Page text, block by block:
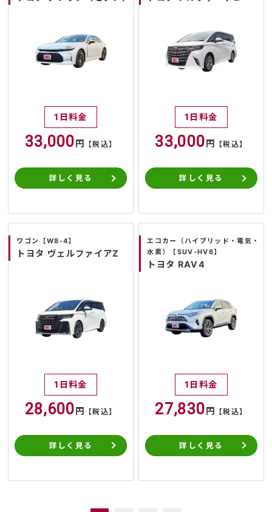
1日料金
33,000 円 【税込】
詳しく見る
1日料金
33,000 円 【税込】
詳しく見る
ワゴン【W8-4】
トヨタ ヴェルファイアZ
1日料金
28,600 円 【税込】
詳しく見る
エコカー（ハイブリッド・電気・
水素）【SUV-HV6】
トヨタ RAV4
1日料金
27,830 円 【税込】
詳しく見る